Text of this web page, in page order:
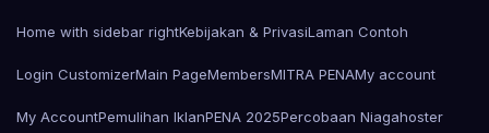
Home with sidebar rightKebijakan & PrivasiLaman Contoh
Login CustomizerMain PageMembersMITRA PENAMy account
My AccountPemulihan IklanPENA 2025Percobaan Niagahoster